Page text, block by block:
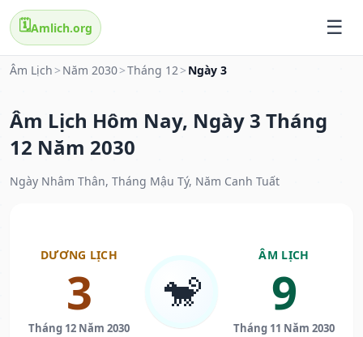
🗓️Amlich.org
Âm Lịch > Năm 2030>Tháng 12> Ngày 3
Âm Lịch Hôm Nay, Ngày 3 Tháng
12 Năm 2030
Ngày Nhâm Thân, Tháng Mậu Tý, Năm Canh Tuất
DƯƠNG LỊCH
3
Tháng 12 Năm 2030
🐒
ÂM LỊCH
9
Tháng 11 Năm 2030